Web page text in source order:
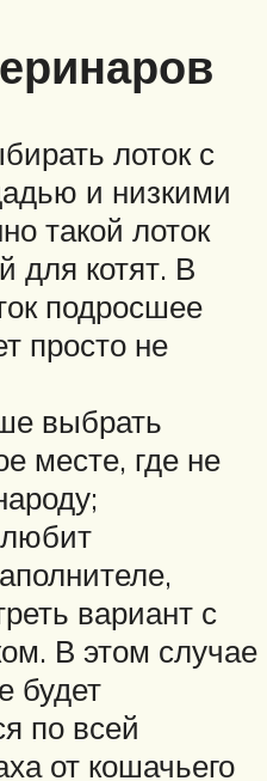
лоток с
и низкими
такой лоток
для котят. В
подросшее
просто не
выбрать
месте, где не
вариант с
В этом случае
будет
по всей
от кошачьего